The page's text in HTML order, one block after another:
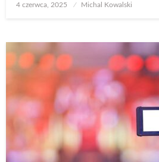
Opublikowane
4 czerwca, 2025 Michal Kowalski